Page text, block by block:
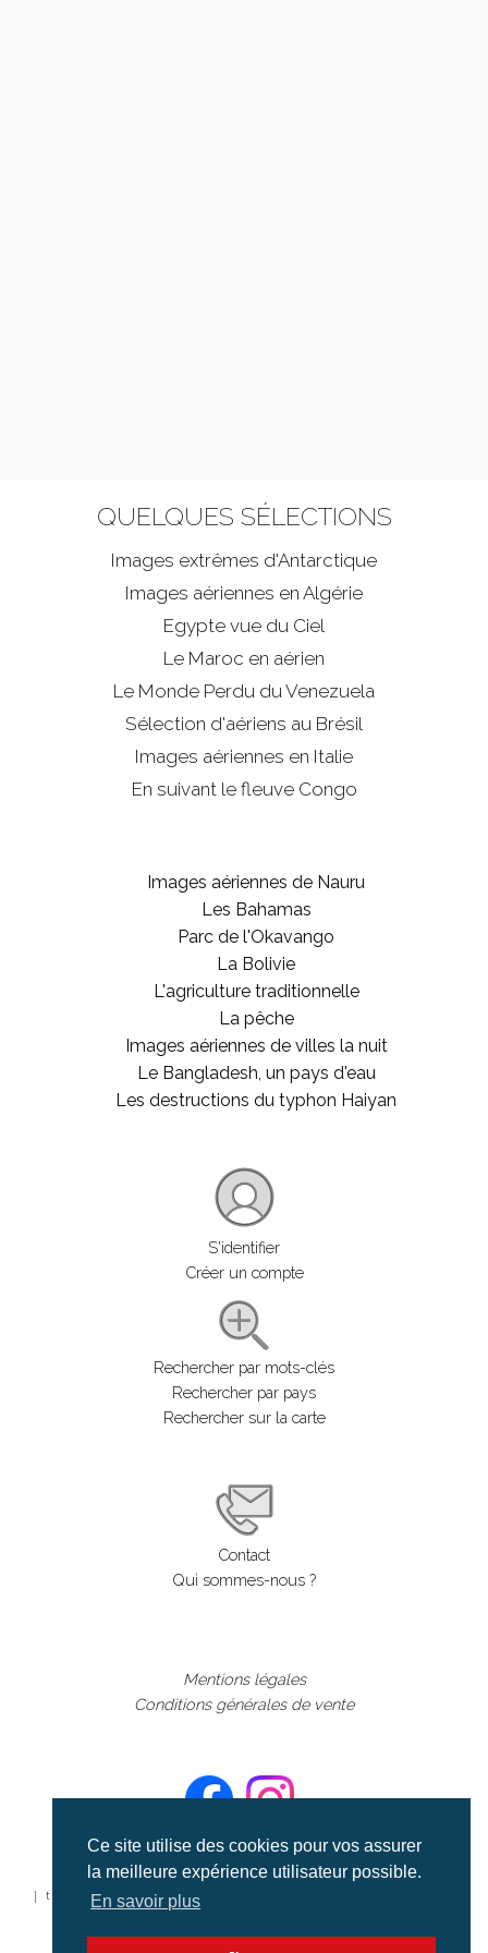
Ce site utilise des cookies pour vos assurer
la meilleure expérience utilisateur possible.
En savoir plus
QUELQUES SÉLECTIONS
Images extrêmes d'Antarctique
Images aériennes en Algérie
Egypte vue du Ciel
Le Maroc en aérien
Le Monde Perdu du Venezuela
Sélection d'aériens au Brésil
Images aériennes en Italie
En suivant le fleuve Congo
Images aériennes de Nauru
Les Bahamas
Parc de l'Okavango
La Bolivie
L'agriculture traditionnelle
La pêche
Images aériennes de villes la nuit
Le Bangladesh, un pays d'eau
Les destructions du typhon Haiyan
S'identifier
Créer un compte
Rechercher par mots-clés
Rechercher par pays
Rechercher sur la carte
Contact
Qui sommes-nous ?
Mentions légales
Conditions générales de vente
©aerialcollection marque déposée 2024
| tous droits réservés | aerialcollection.fr banque d'images
aériennes et documentaires video et cinéma |